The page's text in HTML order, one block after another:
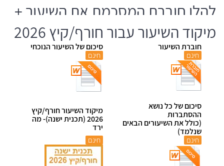
להלן חוברת המסכמת את השיעור +
מיקוד השיעור עבור חורף/קיץ 2026
חוברת השיעור
חינם
סיכום של השיעור הנוכחי
חינם
סיכום של כל נושא
ההסתברות
(כולל את השיעורים הבאים
שנלמד)
חינם
מיקוד השיעור חורף/קיץ
2026 (תכנית ישנה)- מה
ירד
חינם